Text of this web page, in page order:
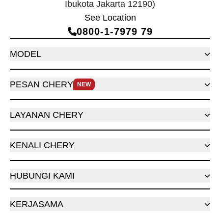
Ibukota Jakarta 12190)
See Location
0800‑1‑7979 79
MODEL
PESAN CHERY NEW
LAYANAN CHERY
KENALI CHERY
HUBUNGI KAMI
KERJASAMA